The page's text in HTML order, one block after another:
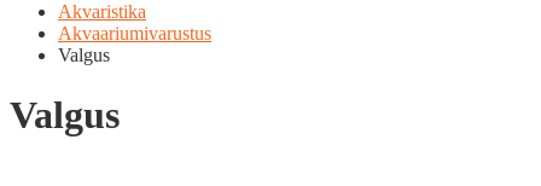
Akvaristika
Akvaariumivarustus
Valgus
Valgus